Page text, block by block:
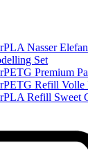
Nasser
Set
Premium
Refill Volle
Refill Sweet